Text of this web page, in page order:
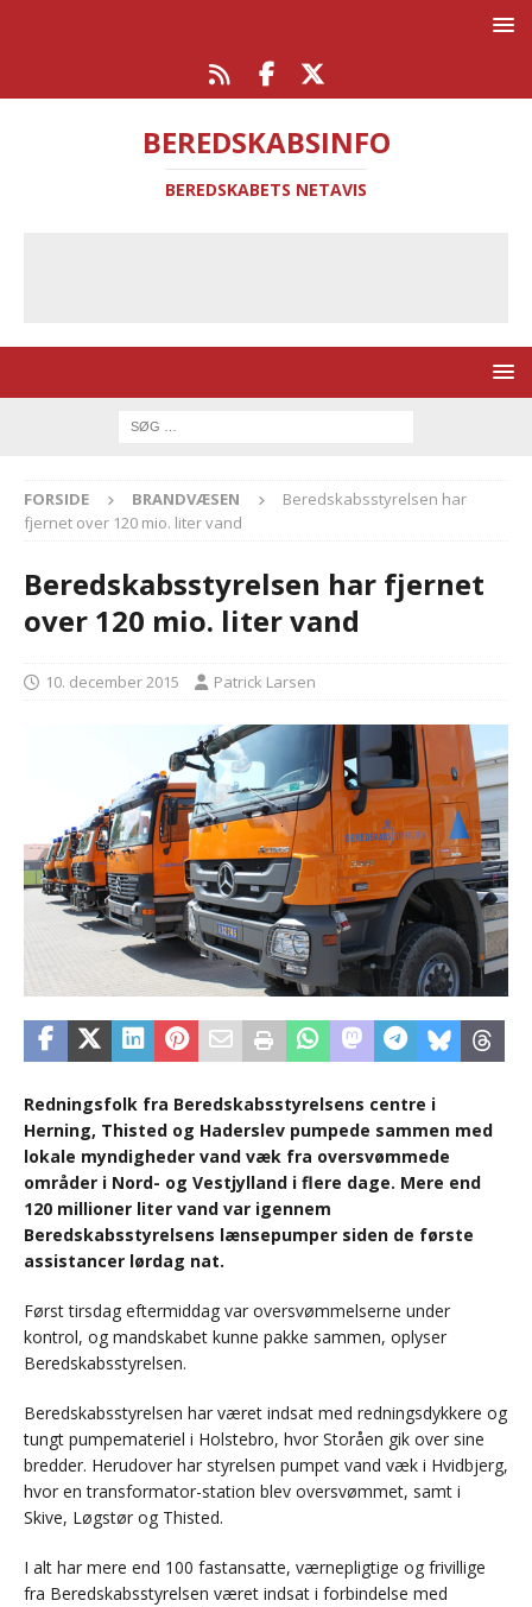
BEREDSKABSINFO
BEREDSKABETS NETAVIS
FORSIDE BRANDVÆSEN
Beredskabsstyrelsen har
fjernet over 120 mio. liter vand
Beredskabsstyrelsen har fjernet
over 120 mio. liter vand
10. december 2015 Patrick Larsen
Redningsfolk fra Beredskabsstyrelsens centre i
Herning, Thisted og Haderslev pumpede sammen med
lokale myndigheder vand væk fra oversvømmede
områder i Nord- og Vestjylland i flere dage. Mere end
120 millioner liter vand var igennem
Beredskabsstyrelsens lænsepumper siden de første
assistancer lørdag nat.
Først tirsdag eftermiddag var oversvømmelserne under
kontrol, og mandskabet kunne pakke sammen, oplyser
Beredskabsstyrelsen.
Beredskabsstyrelsen har været indsat med redningsdykkere og
tungt pumpemateriel i Holstebro, hvor Storåen gik over sine
bredder. Herudover har styrelsen pumpet vand væk i Hvidbjerg,
hvor en transformator-station blev oversvømmet, samt i
Skive, Løgstør og Thisted.
I alt har mere end 100 fastansatte, værnepligtige og frivillige
fra Beredskabsstyrelsen været indsat i forbindelse med